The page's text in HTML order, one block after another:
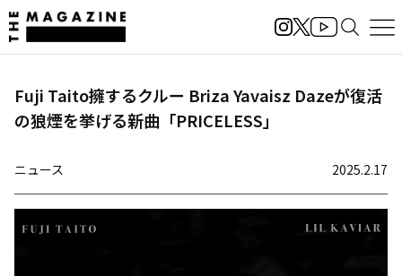
Fuji Taito擁するクルー Briza Yavaisz Dazeが復活
の狼煙を挙げる新曲「PRICELESS」
ニュース 2025.2.17